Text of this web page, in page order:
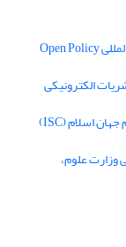
نمایه شدن نشریه فلسفه و کلام اسلامی در پایگاه بین‌المللی Open Policy
الکترونیکی
وزارت علوم،